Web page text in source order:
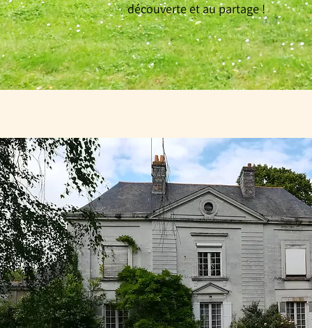
découverte et au partage !